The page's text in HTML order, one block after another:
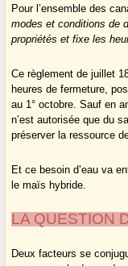
Pour l’ensemble des
modes et conditions de
propriétés et fixe les
Ce règlement de juillet
heures de fermeture,
au 1° octobre. Sauf en
n’est autorisée que du
préserver la ressource
Et ce besoin d’eau va
le maïs hybride.
LA QUESTION
Deux facteurs se